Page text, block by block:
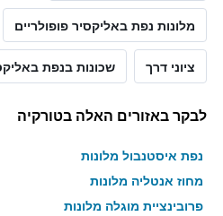
מלונות נפת באליקסיר פופולריים
ציוני דרך שכונות בנפת
לבקר באזורים האלה בטורקיה
נפת איסטנבול מלונות
מחוז אנטליה מלונות
פרובינציית מוגלה מלונות